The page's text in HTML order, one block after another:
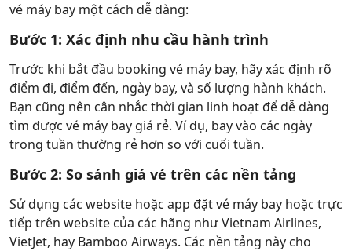
vé máy bay một cách dễ dàng:
Bước 1: Xác định nhu cầu hành trình
Trước khi bắt đầu booking vé máy bay, hãy xác định rõ
điểm đi, điểm đến, ngày bay, và số lượng hành khách.
Bạn cũng nên cân nhắc thời gian linh hoạt để dễ dàng
tìm được vé máy bay giá rẻ. Ví dụ, bay vào các ngày
trong tuần thường rẻ hơn so với cuối tuần.
Bước 2: So sánh giá vé trên các nền tảng
Sử dụng các website hoặc app đặt vé máy bay hoặc trực
tiếp trên website của các hãng như Vietnam Airlines,
VietJet, hay Bamboo Airways. Các nền tảng này cho